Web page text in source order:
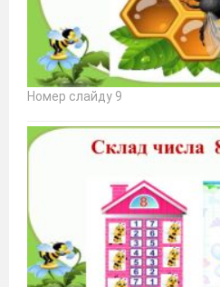
Номер слайду 9